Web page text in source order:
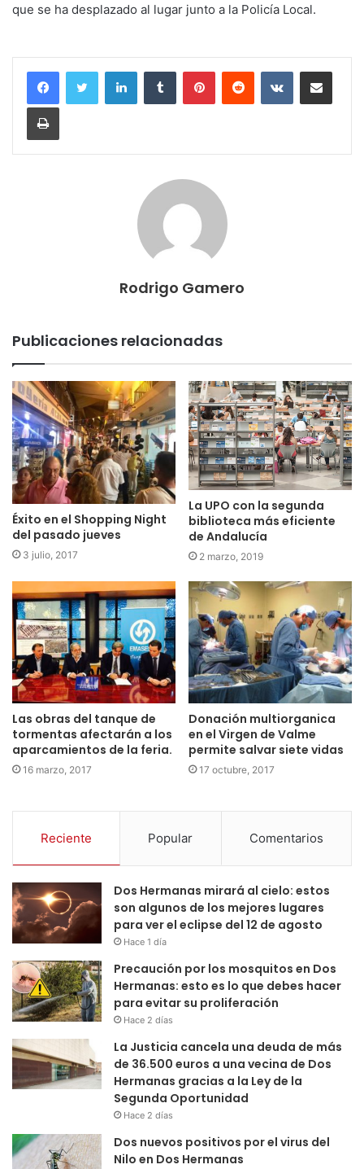
que se ha desplazado al lugar junto a la Policía Local.
Rodrigo Gamero
Publicaciones relacionadas
Éxito en el Shopping Night
del pasado jueves
3 julio, 2017
La UPO con la segunda
biblioteca más eficiente
de Andalucía
2 marzo, 2019
Las obras del tanque de
tormentas afectarán a los
aparcamientos de la feria.
16 marzo, 2017
Donación multiorganica
en el Virgen de Valme
permite salvar siete vidas
17 octubre, 2017
Reciente Popular Comentarios
Dos Hermanas mirará al cielo: estos
son algunos de los mejores lugares
para ver el eclipse del 12 de agosto
Hace 1 día
Precaución por los mosquitos en Dos
Hermanas: esto es lo que debes hacer
para evitar su proliferación
Hace 2 días
La Justicia cancela una deuda de más
de 36.500 euros a una vecina de Dos
Hermanas gracias a la Ley de la
Segunda Oportunidad
Hace 2 días
Dos nuevos positivos por el virus del
Nilo en Dos Hermanas